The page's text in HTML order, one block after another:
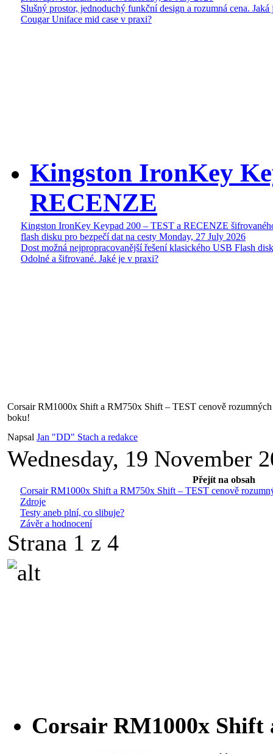
Slušný prostor, jednoduchý funkční design a rozumná cena. Jaká
Cougar Uniface mid case v praxi?
Kingston IronKey
RECENZE
Kingston IronKey Keypad 200 – TEST a RECENZE
flash disku pro bezpečí dat na cesty Monday, 27 July 2026
Dost možná nejpropracovanější řešení klasického USB Flash
Odolné a šifrované. Jaké je v praxi?
Corsair RM1000x Shift a RM750x Shift – TEST cenově
boku!
Napsal Jan "DD" Stach a redakce
Wednesday, 19 November
Přejít na obsah
Corsair RM1000x Shift a RM750x Shift – TEST cenově
Zdroje
Testy aneb plní, co slibuje?
Závěr a hodnocení
Strana 1 z 4
Corsair RM1000x Shift